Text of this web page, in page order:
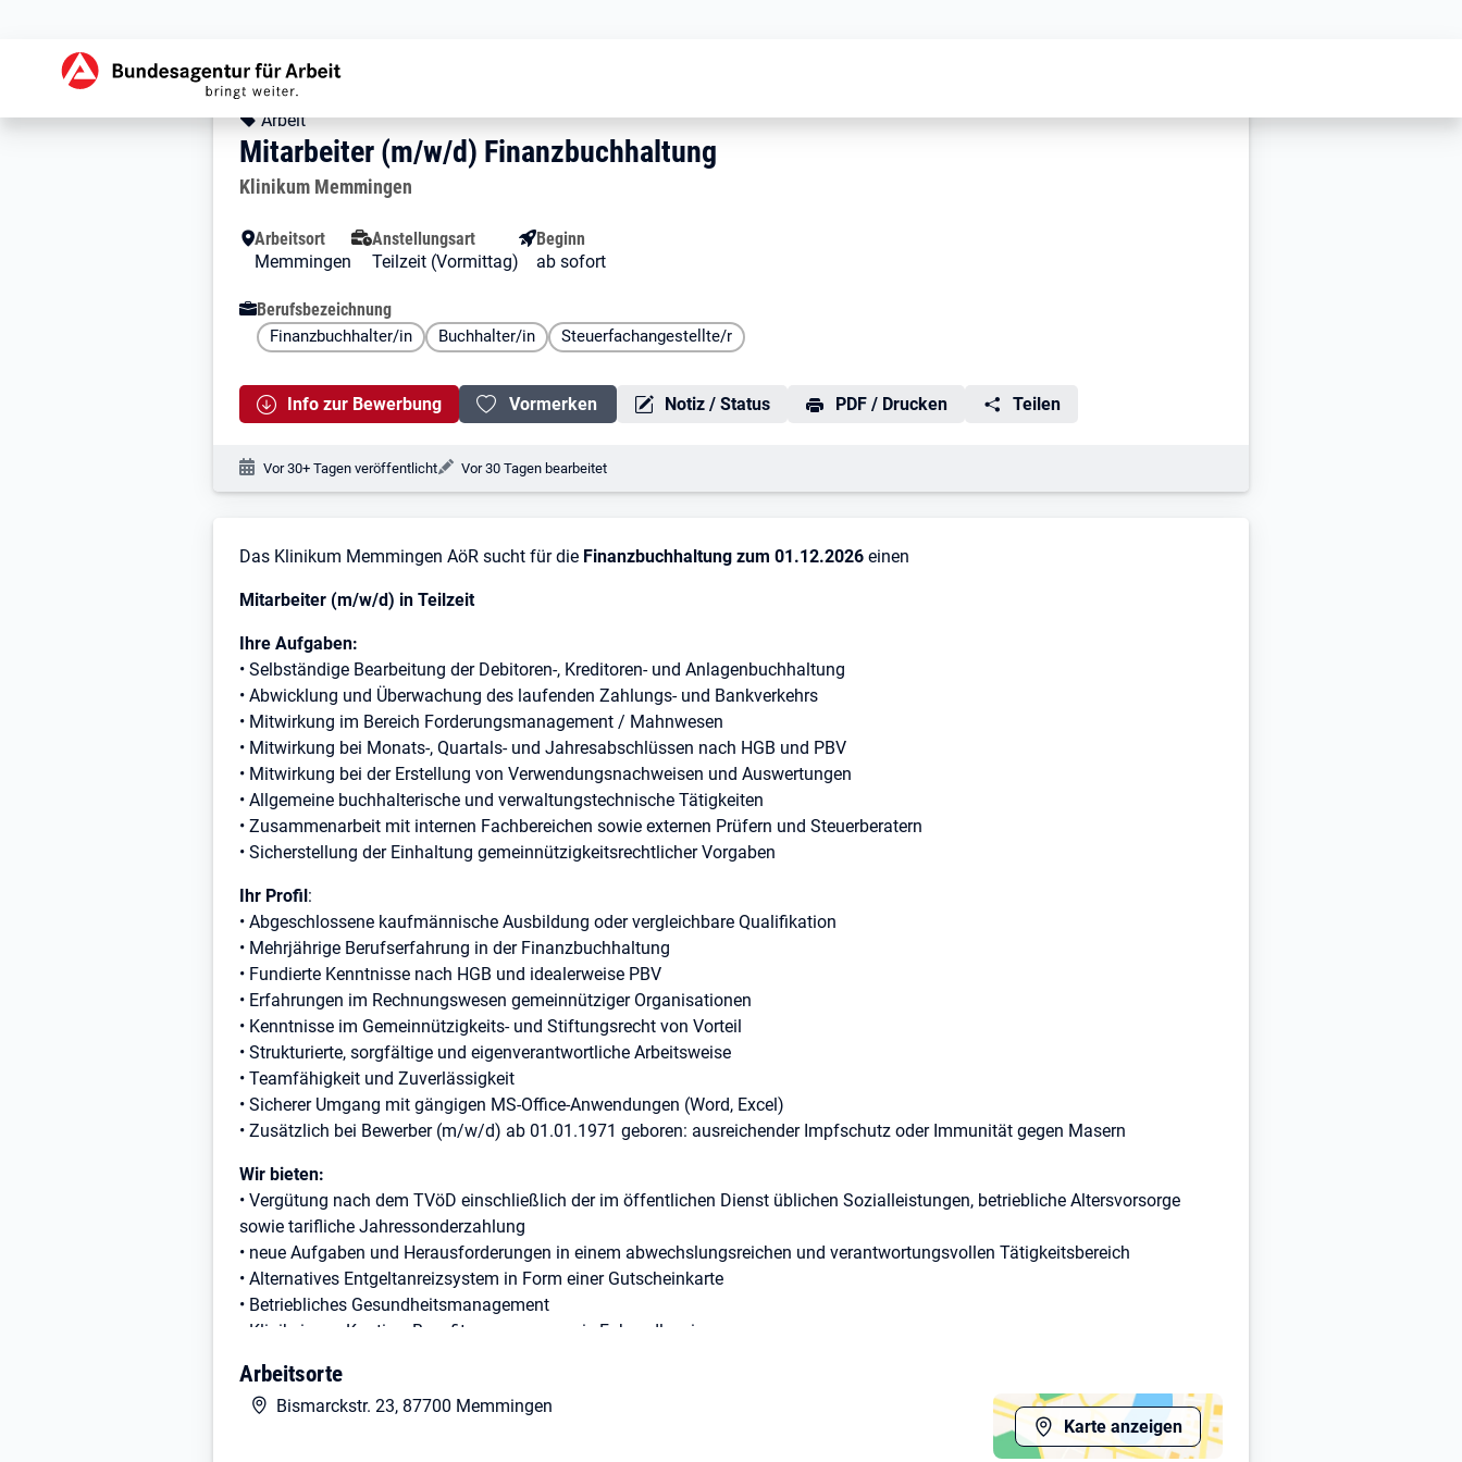
Stellendetails zu: Mitarbeiter (m/w/d) Finanzbuchhaltung
Mitarbeiter (m/w/d) Finanzbuchhaltung
Mitarbeiter (m/w/d) Finanzbuchhaltung
Kopfbereich
Angebotsart:
Arbeit
Mitarbeiter (m/w/d) Finanzbuchhaltung
Arbeitgeber:
Klinikum Memmingen
Besondere Merkmale
Arbeitsort
Memmingen
Anstellungsart
Teilzeit (Vormittag)
Beginn
ab sofort
Berufsbezeichnung
Finanzbuchhalter/in Buchhalter/in Steuerfachangestellte/r
Info zur Bewerbung Vormerken Notiz / Status PDF / Drucken Teilen
Veröffentlichungsdatum:
Vor 30+ Tagen veröffentlicht Änderungsdatum:
Vor 30 Tagen bearbeitet
Stellenbeschreibung
Das Klinikum Memmingen AöR sucht für die Finanzbuchhaltung zum 01.12.2026 einen
Mitarbeiter (m/w/d) in Teilzeit
Ihre Aufgaben:
• Selbständige Bearbeitung der Debitoren-, Kreditoren- und Anlagenbuchhaltung
• Abwicklung und Überwachung des laufenden Zahlungs- und Bankverkehrs
• Mitwirkung im Bereich Forderungsmanagement / Mahnwesen
• Mitwirkung bei Monats-, Quartals- und Jahresabschlüssen nach HGB und PBV
• Mitwirkung bei der Erstellung von Verwendungsnachweisen und Auswertungen
• Allgemeine buchhalterische und verwaltungstechnische Tätigkeiten
• Zusammenarbeit mit internen Fachbereichen sowie externen Prüfern und Steuerberatern
• Sicherstellung der Einhaltung gemeinnützigkeitsrechtlicher Vorgaben
Ihr Profil:
• Abgeschlossene kaufmännische Ausbildung oder vergleichbare Qualifikation
• Mehrjährige Berufserfahrung in der Finanzbuchhaltung
• Fundierte Kenntnisse nach HGB und idealerweise PBV
• Erfahrungen im Rechnungswesen gemeinnütziger Organisationen
• Kenntnisse im Gemeinnützigkeits- und Stiftungsrecht von Vorteil
• Strukturierte, sorgfältige und eigenverantwortliche Arbeitsweise
• Teamfähigkeit und Zuverlässigkeit
• Sicherer Umgang mit gängigen MS-Office-Anwendungen (Word, Excel)
• Zusätzlich bei Bewerber (m/w/d) ab 01.01.1971 geboren: ausreichender Impfschutz oder Immunität gegen Masern
Wir bieten:
• Vergütung nach dem TVöD einschließlich der im öffentlichen Dienst üblichen Sozialleistungen, betriebliche Altersvorsorge
sowie tarifliche Jahressonderzahlung
• neue Aufgaben und Herausforderungen in einem abwechslungsreichen und verantwortungsvollen Tätigkeitsbereich
• Alternatives Entgeltanreizsystem in Form einer Gutscheinkarte
• Betriebliches Gesundheitsmanagement
• Klinikeigene Kantine, Benefitprogramm sowie Fahrradleasing
Für Rückfragen steht Ihnen der Leiter der Finanzbuchhaltung, Herr Sergej Immel unter der Telefonnummer 08331/70-2241 gerne
zur Verfügung.
Arbeitsorte
Karte anzeigen
Bismarckstr. 23, 87700 Memmingen